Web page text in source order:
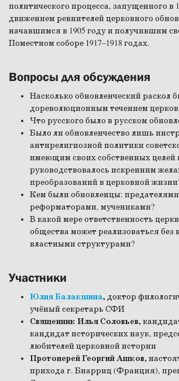
политического процесса, запущенного в
движением ревнителей церковного
начавшимся в 1905 году и получившим
Поместном соборе 1917–1918 годах.
Вопросы для обсуждения
Насколько обновленческий раскол
дореволюционным течением
Что русского было в русском
Было ли обновленчество лишь
антирелигиозной политики
имеющим своих собственных целей
руководствовалось искренним
преобразований в церковной
Кем были обновленцы:
реформаторами, мучениками?
В какой мере ответственность
общества может реализоваться без
властными структурами?
Участники
Юлия Балакшина, доктор
учёный секретарь СФИ
Священник Илья Соловьев,
кандидат исторических наук,
любителей церковной истории
Протоиерей Георгий Ашков,
прихода г. Биарриц (Франция),